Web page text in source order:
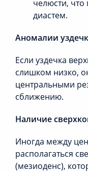
челюсти,
диастем.
Аномалии
Если уздечка
слишком низко,
центральными
сближению.
Наличие
Иногда между
располагаться
(мезиоденс),